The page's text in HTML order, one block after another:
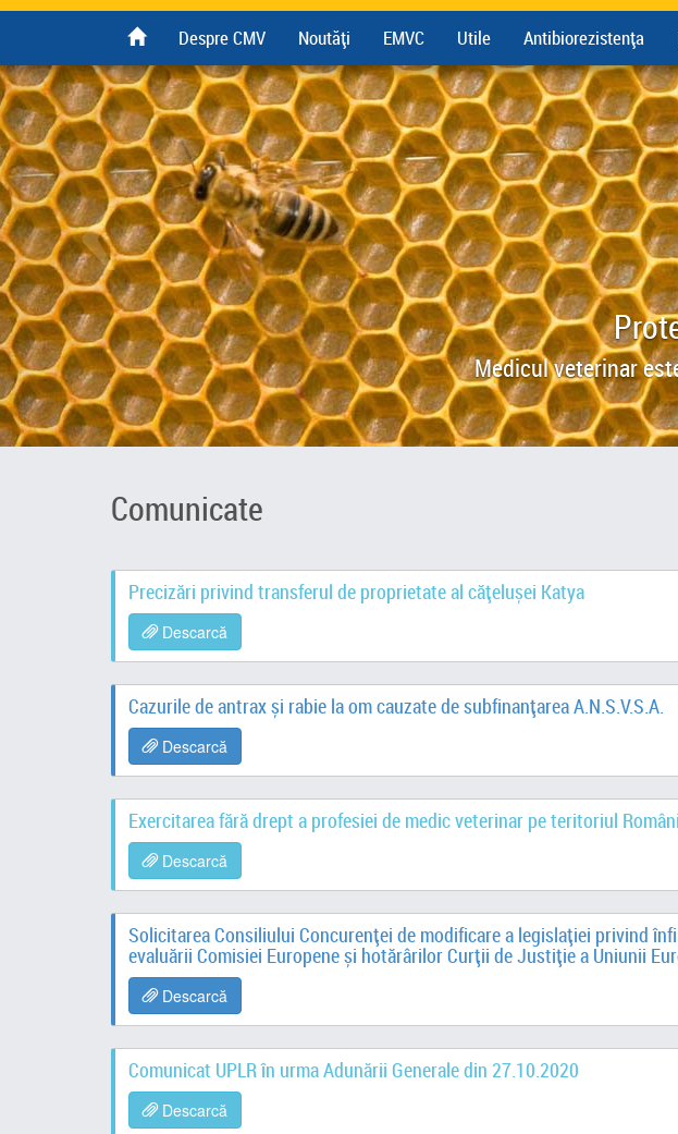
Despre CMV Noutăți EMVC Utile Antibiorezistența
Medicul veterinar
Comunicate
Precizări privind transferul de proprietate al cățelușei Katya
Descarcă
Cazurile de antrax și rabie la om cauzate de subfinanțarea A.N.S.V.S.A.
Descarcă
Exercitarea fără drept a profesiei de medic veterinar pe teritoriul
Descarcă
Solicitarea Consiliului Concurenței de modificare a legislației privind
evaluării Comisiei Europene și hotărârilor Curții de Justiție a Uniunii
Descarcă
Comunicat UPLR în urma Adunării Generale din 27.10.2020
Descarcă